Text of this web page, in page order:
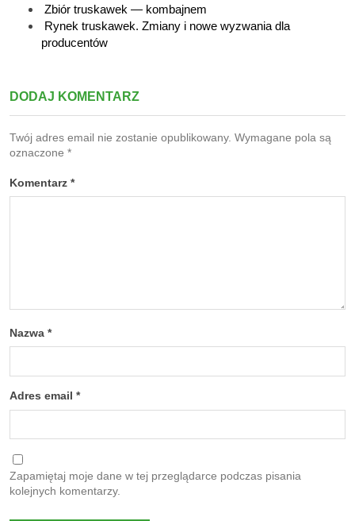
Zbiór truskawek — kombajnem
Rynek truskawek. Zmiany i nowe wyzwania dla
producentów
DODAJ KOMENTARZ
Twój adres email nie zostanie opublikowany. Wymagane pola są
oznaczone *
Komentarz *
Nazwa *
Adres email *
Zapamiętaj moje dane w tej przeglądarce podczas pisania
kolejnych komentarzy.